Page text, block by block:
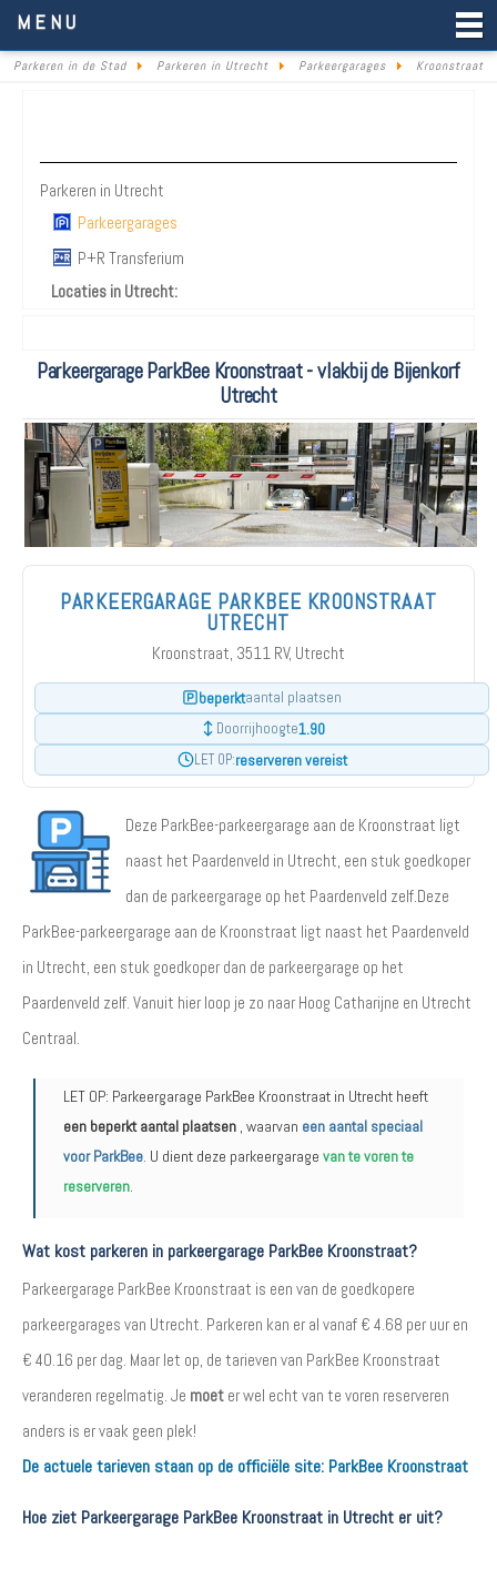
MENU
Parkeren in de Stad Parkeren in Utrecht Parkeergarages Kroonstraat
Parkeren in Utrecht
Parkeergarages
P+R Transferium
Locaties in Utrecht:
Parkeergarage ParkBee Kroonstraat - vlakbij de Bijenkorf
Utrecht
PARKEERGARAGE PARKBEE KROONSTRAAT
UTRECHT
Kroonstraat, 3511 RV, Utrecht
beperktaantal plaatsen
Doorrijhoogte1.90
LET OP:reserveren vereist
Deze ParkBee-parkeergarage aan de Kroonstraat ligt
naast het Paardenveld in Utrecht, een stuk goedkoper
dan de parkeergarage op het Paardenveld zelf.Deze
ParkBee-parkeergarage aan de Kroonstraat ligt naast het Paardenveld
in Utrecht, een stuk goedkoper dan de parkeergarage op het
Paardenveld zelf. Vanuit hier loop je zo naar Hoog Catharijne en Utrecht
Centraal.
LET OP: Parkeergarage ParkBee Kroonstraat in Utrecht heeft
een beperkt aantal plaatsen , waarvan een aantal speciaal
voor ParkBee . U dient deze parkeergarage van te voren te
reserveren
Wat kost parkeren in parkeergarage ParkBee Kroonstraat?
Parkeergarage ParkBee Kroonstraat is een van de goedkopere
parkeergarages van Utrecht. Parkeren kan er al vanaf € 4.68 per uur en
€ 40.16 per dag. Maar let op, de tarieven van ParkBee Kroonstraat
veranderen regelmatig. Je moet er wel echt van te voren reserveren
anders is er vaak geen plek!
De actuele tarieven staan op de officiële site: ParkBee Kroonstraat
Hoe ziet Parkeergarage ParkBee Kroonstraat in Utrecht er uit?